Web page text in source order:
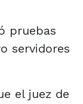
pruebas
servidores
el juez de